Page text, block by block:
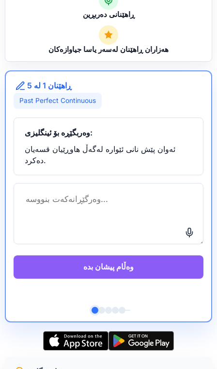
ڕاهێنانی دەربڕین
هەزاران ڕاهێنان لەسەر یاسا جیاوازەکان
ڕاهێنان 1 لە 5
Past Perfect Continuous
وەربگێڕە بۆ ئینگلیزی:
ئەوان پێش نانی ئێوارە لەگەڵ هاوڕێیان قسەیان
دەکرد.
وەڵام پیشان بدە